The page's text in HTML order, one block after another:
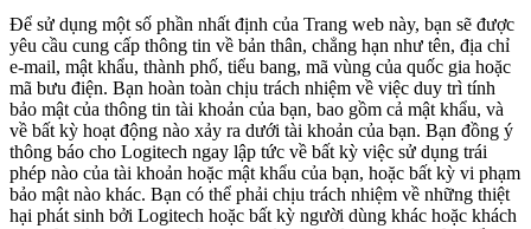
Để sử dụng một số phần nhất định của Trang web này, bạn sẽ được
yêu cầu cung cấp thông tin về bản thân, chẳng hạn như tên, địa chỉ
e-mail, mật khẩu, thành phố, tiểu bang, mã vùng của quốc gia hoặc
mã bưu điện. Bạn hoàn toàn chịu trách nhiệm về việc duy trì tính
bảo mật của thông tin tài khoản của bạn, bao gồm cả mật khẩu, và
về bất kỳ hoạt động nào xảy ra dưới tài khoản của bạn. Bạn đồng ý
thông báo cho Logitech ngay lập tức về bất kỳ việc sử dụng trái
phép nào của tài khoản hoặc mật khẩu của bạn, hoặc bất kỳ vi phạm
bảo mật nào khác. Bạn có thể phải chịu trách nhiệm về những thiệt
hại phát sinh bởi Logitech hoặc bất kỳ người dùng khác hoặc khách